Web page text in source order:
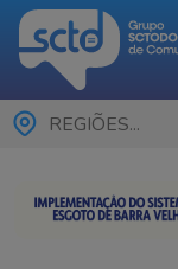
REGIÕES...